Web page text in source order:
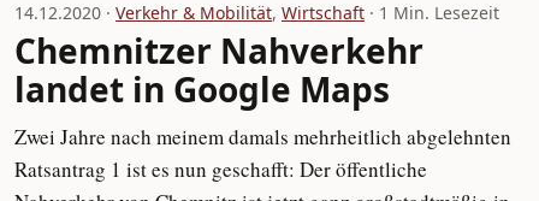
14.12.2020 · Verkehr & Mobilität, Wirtschaft · 1 Min. Lesezeit
Chemnitzer Nahverkehr
landet in Google Maps
Zwei Jahre nach meinem damals mehrheitlich abgelehnten
Ratsantrag 1 ist es nun geschafft: Der öffentliche